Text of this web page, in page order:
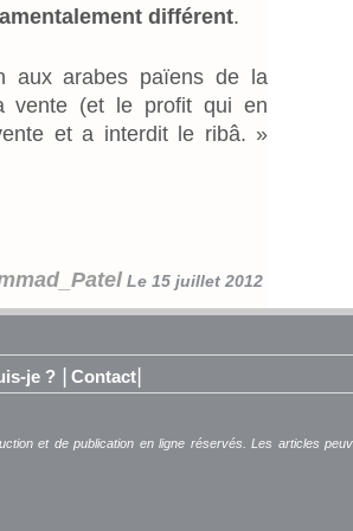
différent.
aux arabes païens de la
vente (et le profit qui en
et a interdit le ribâ. »
Le 15 juillet 2012
je ? | Contact|
et de publication en ligne réservés. Les articles